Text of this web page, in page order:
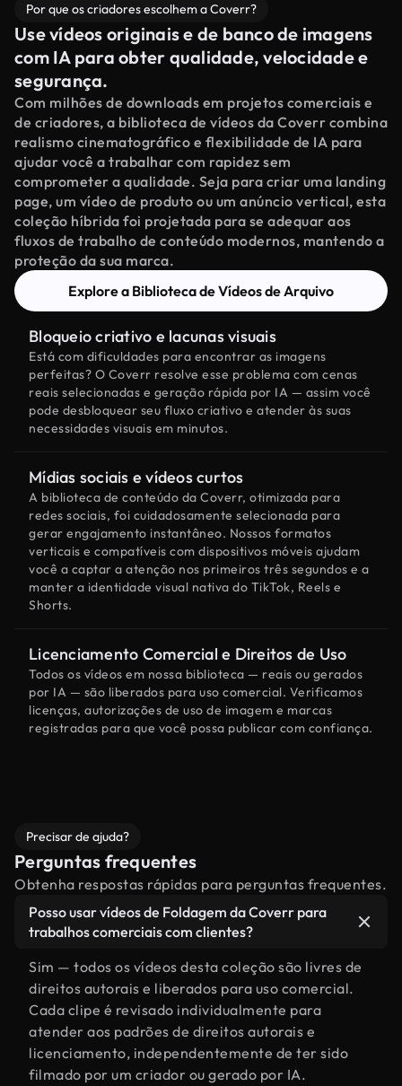
Por que os criadores escolhem a Coverr?
Use vídeos originais e de banco de imagens
com IA para obter qualidade, velocidade e
segurança.
Com milhões de downloads em projetos comerciais e
de criadores, a biblioteca de vídeos da Coverr combina
realismo cinematográfico e flexibilidade de IA para
ajudar você a trabalhar com rapidez sem
comprometer a qualidade. Seja para criar uma landing
page, um vídeo de produto ou um anúncio vertical, esta
coleção híbrida foi projetada para se adequar aos
fluxos de trabalho de conteúdo modernos, mantendo a
proteção da sua marca.
Explore a Biblioteca de Vídeos de Arquivo
Bloqueio criativo e lacunas visuais
Está com dificuldades para encontrar as imagens
perfeitas? O Coverr resolve esse problema com cenas
reais selecionadas e geração rápida por IA — assim você
pode desbloquear seu fluxo criativo e atender às suas
necessidades visuais em minutos.
Mídias sociais e vídeos curtos
A biblioteca de conteúdo da Coverr, otimizada para
redes sociais, foi cuidadosamente selecionada para
gerar engajamento instantâneo. Nossos formatos
verticais e compatíveis com dispositivos móveis ajudam
você a captar a atenção nos primeiros três segundos e a
manter a identidade visual nativa do TikTok, Reels e
Shorts.
Licenciamento Comercial e Direitos de Uso
Todos os vídeos em nossa biblioteca — reais ou gerados
por IA — são liberados para uso comercial. Verificamos
licenças, autorizações de uso de imagem e marcas
registradas para que você possa publicar com confiança.
Precisar de ajuda?
Perguntas frequentes
Obtenha respostas rápidas para perguntas frequentes.
Posso usar vídeos de Foldagem da Coverr para
trabalhos comerciais com clientes?
Sim — todos os vídeos desta coleção são livres de
direitos autorais e liberados para uso comercial.
Cada clipe é revisado individualmente para
atender aos padrões de direitos autorais e
licenciamento, independentemente de ter sido
filmado por um criador ou gerado por IA.